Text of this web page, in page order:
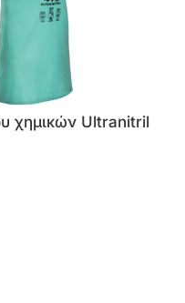
χημικών Ultranitril